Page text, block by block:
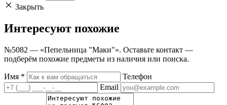
Закрыть
Интересуют похожие
№5082 — «Пепельница "Маки"». Оставьте контакт —
подберём похожие предметы из наличия или поиска.
Имя *
Телефон
Email